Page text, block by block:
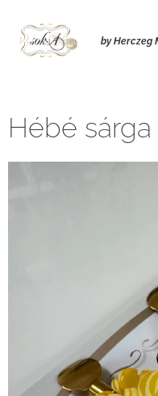
by Herczeg
Hébé sárga